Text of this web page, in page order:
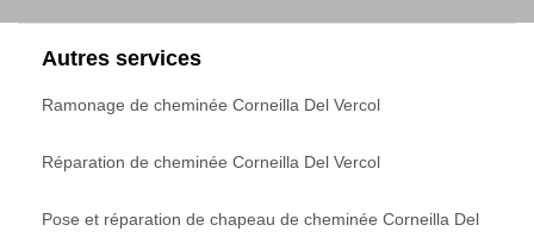
Autres services
Ramonage de cheminée Corneilla Del Vercol
Réparation de cheminée Corneilla Del Vercol
Pose et réparation de chapeau de cheminée Corneilla Del